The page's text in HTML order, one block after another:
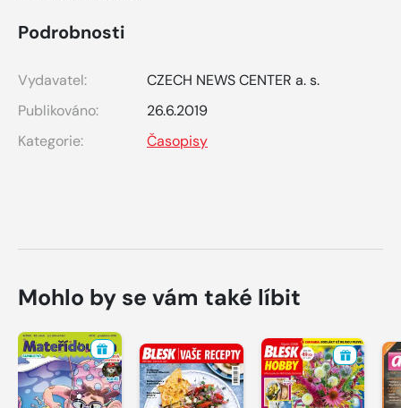
Podrobnosti
Vydavatel:
CZECH NEWS CENTER a. s.
Publikováno:
26.6.2019
Kategorie:
Časopisy
Mohlo by se vám také líbit